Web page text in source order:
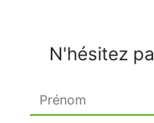
N'hésitez